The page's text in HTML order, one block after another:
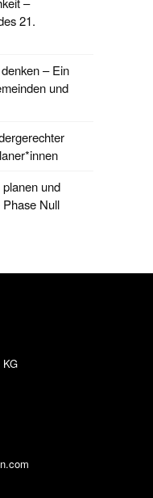
21.
– Ein
und
und
Null